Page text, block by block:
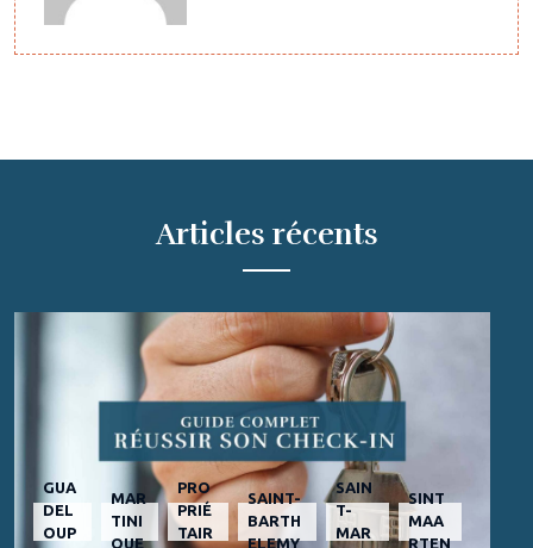
Articles récents
GUA
DEL
OUP
MAR
TINI
QUE
PRO
PRIÉ
TAIR
SAINT-
BARTH
ELEMY
SAIN
T-
MAR
SINT
MAA
RTEN